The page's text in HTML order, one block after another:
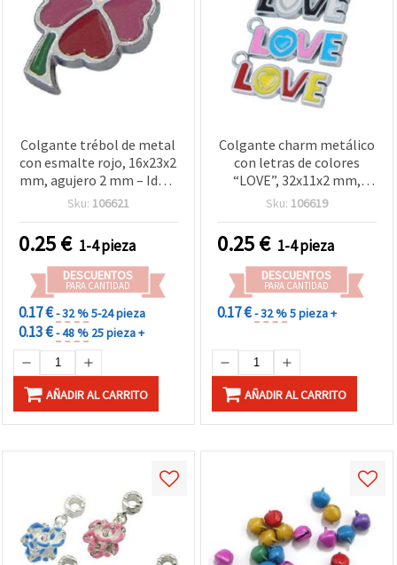
Colgante trébol de metal
con esmalte rojo, 16x23x2
mm, agujero 2 mm – Ideal
para bisutería y
Sku: 106621
0.25€ 1-4 pieza
DESCUENTOS
PARA CANTIDAD
0.17 €- 32 %5-24 pieza
0.13 €- 48 % 25 pieza +
AÑADIR AL CARRITO
Colgante charm metálico
con letras de colores
“LOVE”, 32x11x2 mm,
agujero 3 mm, para
Sku: 106619
0.25€ 1-4 pieza
DESCUENTOS
PARA CANTIDAD
0.17 €- 32 %5 pieza +
AÑADIR AL CARRITO